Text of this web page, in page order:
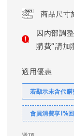
商品尺寸
因內部調
購費"請加
適用優惠
若顯示未含代
會員消費享1%